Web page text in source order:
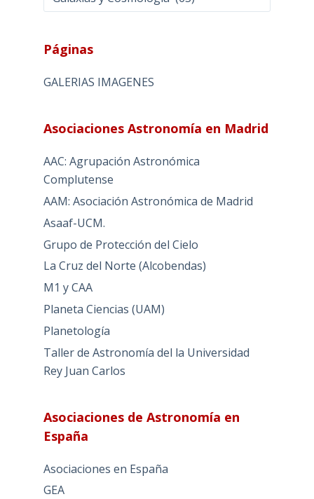
Páginas
GALERIAS IMAGENES
Asociaciones Astronomía en Madrid
AAC: Agrupación Astronómica
Complutense
AAM: Asociación Astronómica de Madrid
Asaaf-UCM.
Grupo de Protección del Cielo
La Cruz del Norte (Alcobendas)
M1 y CAA
Planeta Ciencias (UAM)
Planetología
Taller de Astronomía del la Universidad
Rey Juan Carlos
Asociaciones de Astronomía en
España
Asociaciones en España
GEA